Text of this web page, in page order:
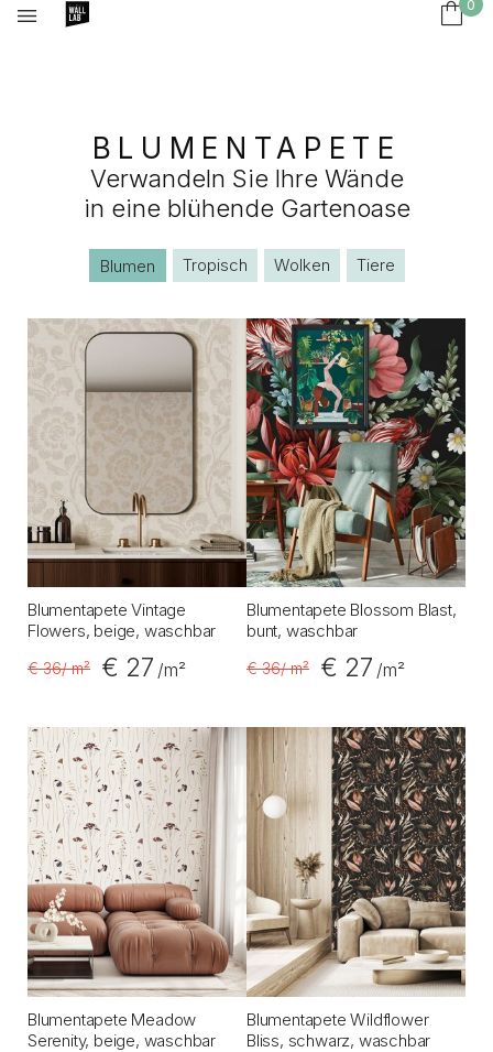
0
BLUMENTAPETE
Verwandeln Sie Ihre Wände
in eine blühende Gartenoase
Blumen Tropisch Wolken Tiere
Blumentapete Vintage
Flowers, beige, waschbar
€ 36/ m² € 27 /m²
Blumentapete Blossom Blast,
bunt, waschbar
€ 36/ m² € 27 /m²
Blumentapete Meadow
Serenity, beige, waschbar
Blumentapete Wildflower
Bliss, schwarz, waschbar